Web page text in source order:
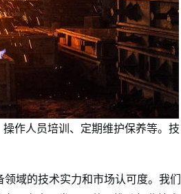
作人员培训、定期维护保养等。技
域的技术实力和市场认可度。我们